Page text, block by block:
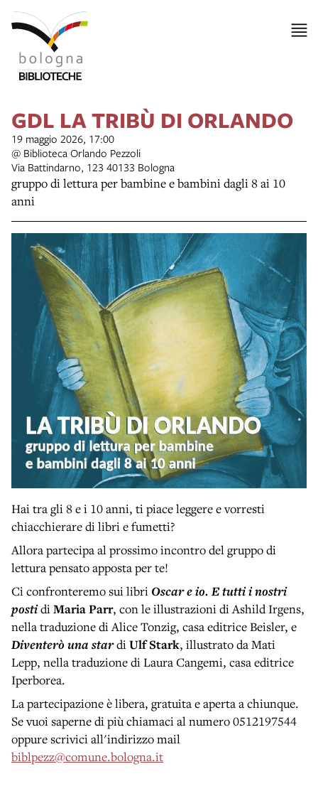
GDL LA TRIBÙ DI ORLANDO
19 maggio 2026, 17:00
@ Biblioteca Orlando Pezzoli
Via Battindarno, 123 40133 Bologna
gruppo di lettura per bambine e bambini dagli 8 ai 10
anni
Hai tra gli 8 e i 10 anni, ti piace leggere e vorresti
chiacchierare di libri e fumetti?
Allora partecipa al prossimo incontro del gruppo di
lettura pensato apposta per te!
Ci confronteremo sui libri Oscar e io. E tutti i nostri
postidi Maria Parr, con le illustrazioni di Ashild Irgens,
nella traduzione di Alice Tonzig, casa editrice Beisler, e
Diventerò una stardi Ulf Stark, illustrato da Mati
Lepp, nella traduzione di Laura Cangemi, casa editrice
Iperborea.
La partecipazione è libera, gratuita e aperta a chiunque.
Se vuoi saperne di più chiamaci al numero 0512197544
oppure scrivici all'indirizzo mail
biblpezz@comune.bologna.it